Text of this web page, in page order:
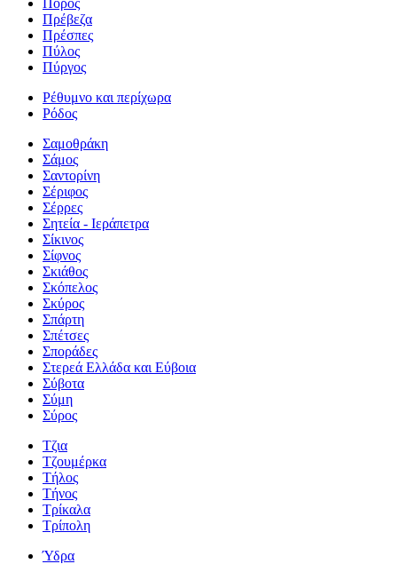
Πρέβεζα
Πρέσπες
Πύλος
Πύργος
Ρέθυμνο και περίχωρα
Ρόδος
Σαμοθράκη
Σάμος
Σαντορίνη
Σέριφος
Σέρρες
Σητεία - Ιεράπετρα
Σίκινος
Σίφνος
Σκιάθος
Σκόπελος
Σκύρος
Σπάρτη
Σπέτσες
Σποράδες
Στερεά Ελλάδα και Εύβοια
Σύβοτα
Σύμη
Σύρος
Τζια
Τζουμέρκα
Τήλος
Τήνος
Τρίκαλα
Τρίπολη
Ύδρα